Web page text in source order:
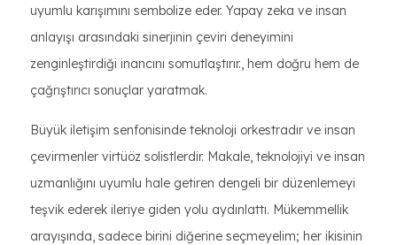
uyumlu karışımını sembolize eder. Yapay zeka ve insan
anlayışı arasındaki sinerjinin çeviri deneyimini
zenginleştirdiği inancını somutlaştırır., hem doğru hem de
çağrıştırıcı sonuçlar yaratmak.
Büyük iletişim senfonisinde teknoloji orkestradır ve insan
çevirmenler virtüöz solistlerdir. Makale, teknolojiyi ve insan
uzmanlığını uyumlu hale getiren dengeli bir düzenlemeyi
teşvik ederek ileriye giden yolu aydınlattı. Mükemmellik
arayışında, sadece birini diğerine seçmeyelim; her ikisinin